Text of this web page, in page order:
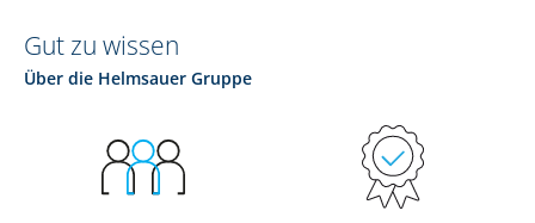
Gut zu wissen
Über die Helmsauer Gruppe